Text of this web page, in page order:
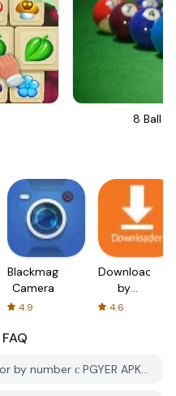
8 Ball
Blackmagic
Camera
4.9
Downloader
by
AFTVnews
4.6
FAQ
Как мне скачать Tap Color® Color by number с PGYER APK HUB?